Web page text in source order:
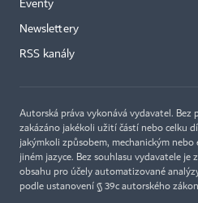
Eventy
Newslettery
RSS kanály
Autorská práva vykonává vydavatel. Bez
zakázáno jakékoli užití částí nebo celku
jakýmkoli způsobem, mechanickým nebo
jiném jazyce. Bez souhlasu vydavatele je
obsahu pro účely automatizované
podle ustanovení § 39c autorského